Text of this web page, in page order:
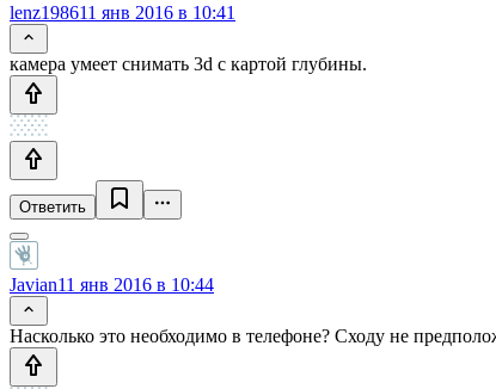
lenz198611 янв 2016 в 10:41
камера умеет снимать 3d с картой глубины.
Ответить
Javian11 янв 2016 в 10:44
Насколько это необходимо в телефоне? Сходу не